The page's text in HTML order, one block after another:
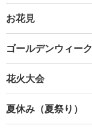
お花見
ゴールデンウィーク
花火大会
夏休み（夏祭り）